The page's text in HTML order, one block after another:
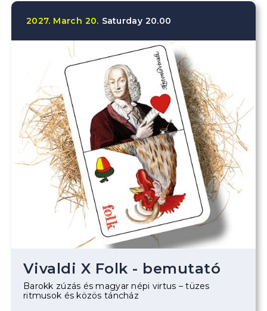
2027. March 20. Saturday 20.00
Vivaldi X Folk - bemutató
Barokk zúzás és magyar népi virtus – tüzes
ritmusok és közös táncház